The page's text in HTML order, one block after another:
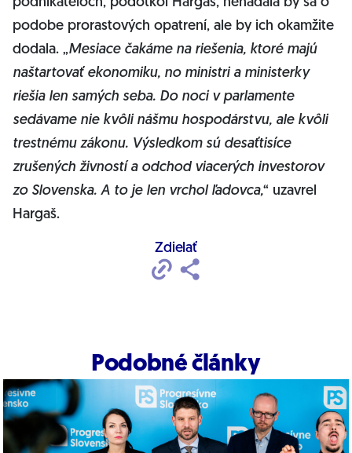
podobe prorastových opatrení, ale by ich okamžite
dodala. „Mesiace čakáme na riešenia, ktoré majú
naštartovať ekonomiku, no ministri a ministerky
riešia len samých seba. Do noci v parlamente
sedávame nie kvôli nášmu hospodárstvu, ale kvôli
trestnému zákonu. Výsledkom sú desaťtisíce
zrušených živností a odchod viacerých investorov
zo Slovenska. A to je len vrchol ľadovca,“ uzavrel
Hargaš.
Zdielať
Podobné články